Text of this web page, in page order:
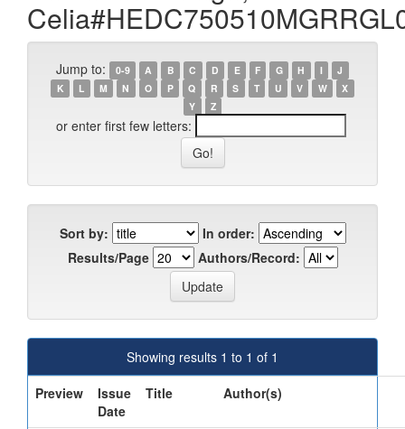
Jump to: 0-9 A B C D E F G H I
J
K
L M N O P Q R S T U V W
X
Y
Z
or enter first few letters:
Sort by:
In order:
Results/Page
Authors/Record:
Showing results 1 to 1 of 1
Preview
Issue
Date
Title Author(s)